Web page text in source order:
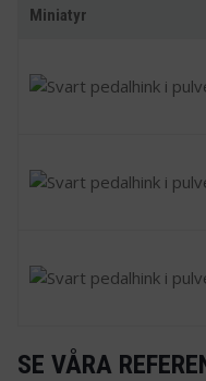
Miniatyr
SE VÅRA